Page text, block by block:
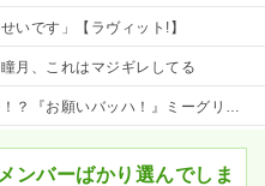
いです」【ラヴィット!】
月、これはマジギレしてる
願いバッハ！』ミーグリ日程がこちら
ンバーばかり選んでしま